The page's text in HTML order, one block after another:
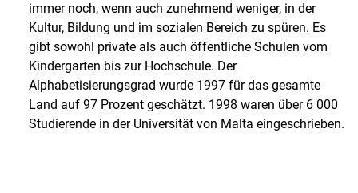
immer noch, wenn auch zunehmend weniger, in der
Kultur, Bildung und im sozialen Bereich zu spüren. Es
gibt sowohl private als auch öffentliche Schulen vom
Kindergarten bis zur Hochschule. Der
Alphabetisierungsgrad wurde 1997 für das gesamte
Land auf 97 Prozent geschätzt. 1998 waren über 6 000
Studierende in der Universität von Malta eingeschrieben.